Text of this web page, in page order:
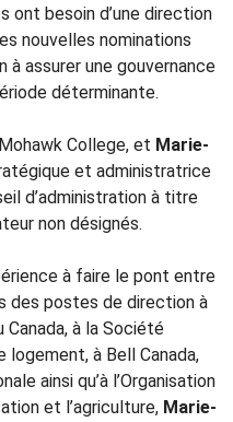
ont besoin d’une direction
nouvelles nominations
à assurer une gouvernance
déterminante.
College, et Marie-
et administratrice
d’administration à titre
non désignés.
à faire le pont entre
des postes de direction à
Canada, à la Société
logement, à Bell Canada,
ainsi qu’à l’Organisation
et l’agriculture, Marie-